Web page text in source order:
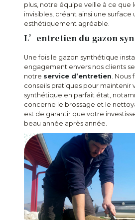
plus, notre équipe veille à ce que
invisibles, créant ainsi une
esthétiquement agréable.
L’entretien du gazon
Une fois le gazon synthétique
engagement envers nos clients
notre service d’entretien. Nous
conseils pratiques pour maintenir
synthétique en parfait état,
concerne le brossage et le
est de garantir que votre
beau année après année.